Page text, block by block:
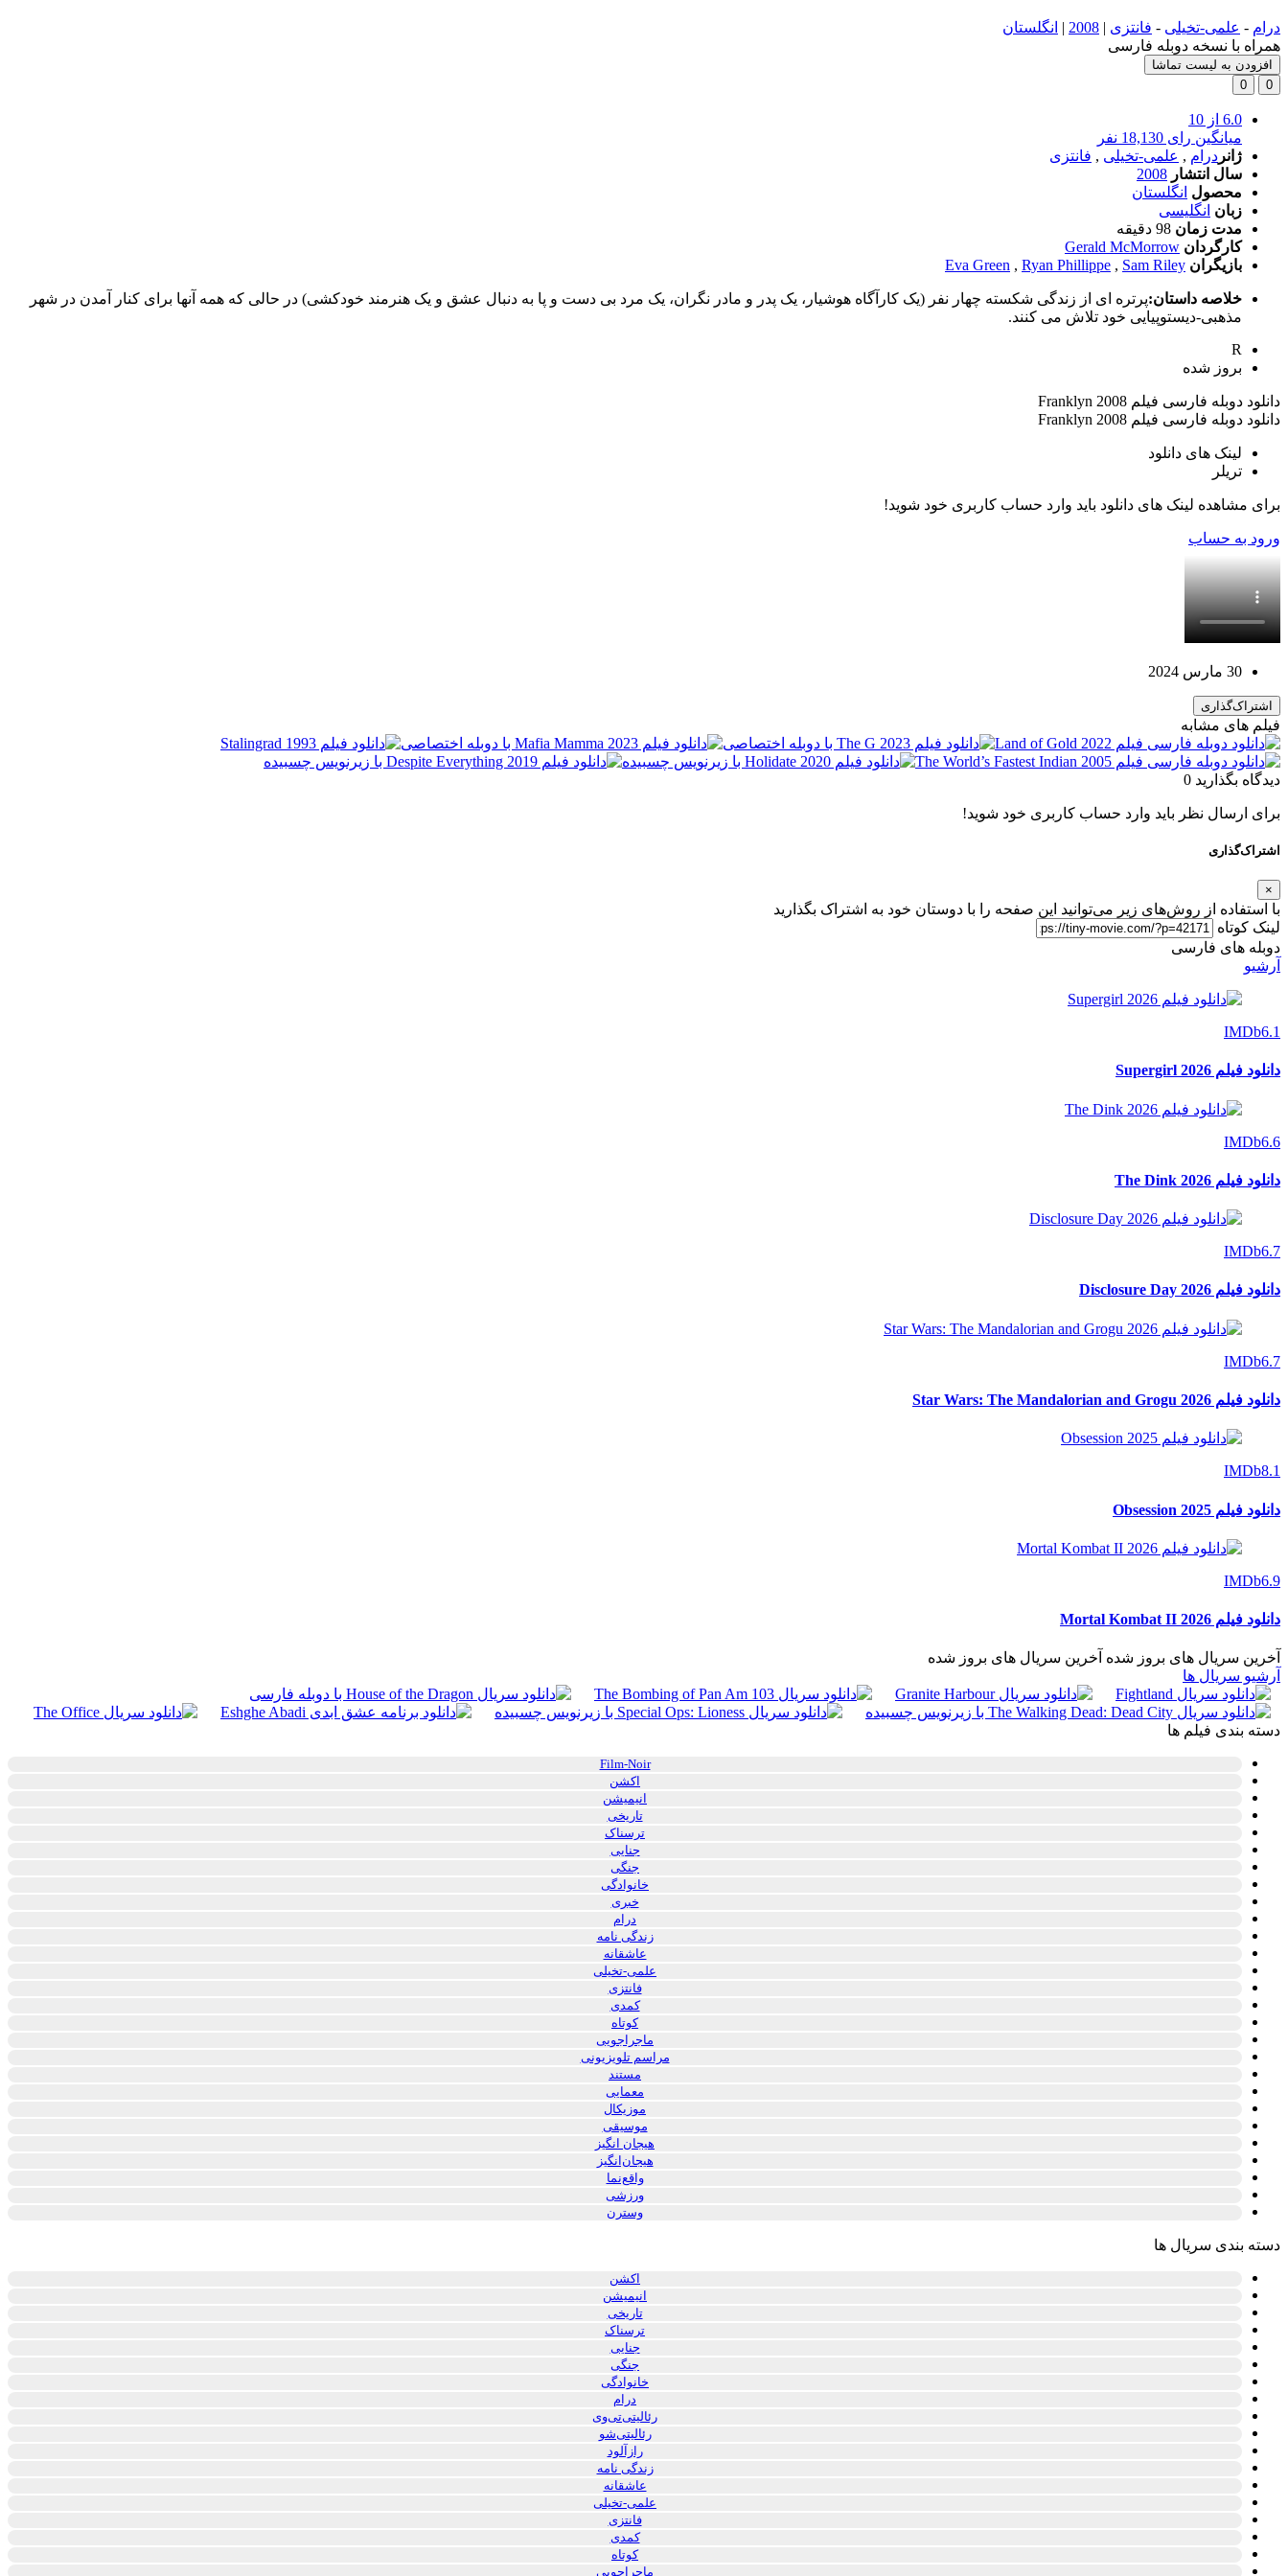
درام - علمی-تخیلی - فانتزی |
2008
| انگلستان
همراه با نسخه دوبله فارسی
افزودن به لیست تماشا
0
0
6.0 از 10
میانگین رای 18,130 نفر
ژانر درام , علمی-تخیلی , فانتزی
سال انتشار 2008
محصول انگلستان
زبان انگلیسی
مدت زمان 98 دقیقه
کارگردان Gerald McMorrow
بازیگران
Eva Green , Ryan Phillippe , Sam Riley
خلاصه داستان:پرتره ای از زندگی شکسته چهار نفر (یک کارآگاه هوشیار، یک پدر و مادر نگران، یک مرد بی دست و پا به دنبال عشق و یک هنرمند خودکشی) در حالی که همه آنها برای کنار آمدن در شهر
مذهبی-دیستوپیایی خود تلاش می کنند.
R
بروز‌ شده
دانلود دوبله فارسی فیلم Franklyn 2008
دانلود دوبله فارسی فیلم Franklyn 2008
لینک های دانلود
تریلر
برای مشاهده لینک های دانلود باید وارد حساب کاربری خود شوید!
ورود به حساب
30 مارس 2024
اشتراک‌گذاری
فیلم های مشابه
دیدگاه بگذارید 0
برای ارسال نظر باید وارد حساب کاربری خود شوید!
اشتراک‌گذاری
×
با استفاده از روش‌های زیر می‌توانید این صفحه را با دوستان خود به اشتراک بگذارید
لینک کوتاه
دوبله های فارسی
آرشیو
IMDb6.1
دانلود فیلم Supergirl 2026
IMDb6.6
دانلود فیلم The Dink 2026
IMDb6.7
دانلود فیلم Disclosure Day 2026
IMDb6.7
دانلود فیلم Star Wars: The Mandalorian and Grogu 2026
IMDb8.1
دانلود فیلم Obsession 2025
IMDb6.9
دانلود فیلم Mortal Kombat II 2026
آخرین سریال های بروز شده آخرین سریال های بروز شده
آرشیو سریال ها
دسته بندی فیلم ها
Film-Noir
اکشن
انیمیشن
تاریخی
ترسناک
جنایی
جنگی
خانوادگی
خبری
درام
زندگی نامه
عاشقانه
علمی-تخیلی
فانتزی
کمدی
کوتاه
ماجراجویی
مراسم تلویزیونی
مستند
معمایی
موزیکال
موسیقی
هیجان انگیز
هیجان‌انگیز
واقع‌نما
ورزشی
وسترن
دسته بندی سریال ها
اکشن
انیمیشن
تاریخی
ترسناک
جنایی
جنگی
خانوادگی
درام
رئالیتی‌تی‌وی
رئالیتی‌شو
رازآلود
زندگی نامه
عاشقانه
علمی-تخیلی
فانتزی
کمدی
کوتاه
ماجراجویی